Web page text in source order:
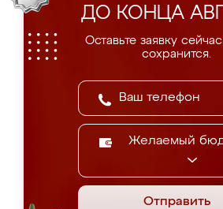
ДО КОНЦА
Оставьте заявку
сохранится.
Желаемый
Отправить